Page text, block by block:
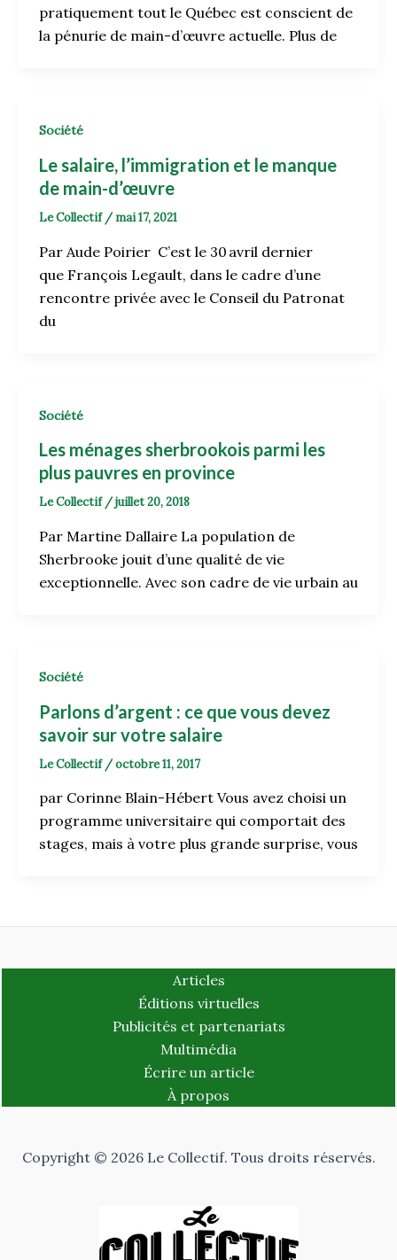
pratiquement tout le Québec est conscient de
la pénurie de main-d’œuvre actuelle. Plus de
Société
Le salaire, l’immigration et le manque
de main-d’œuvre
Le Collectif / mai 17, 2021
Par Aude Poirier C’est le 30 avril dernier
que François Legault, dans le cadre d’une
rencontre privée avec le Conseil du Patronat
du
Société
Les ménages sherbrookois parmi les
plus pauvres en province
Le Collectif/juillet 20, 2018
Par Martine Dallaire La population de
Sherbrooke jouit d’une qualité de vie
exceptionnelle. Avec son cadre de vie urbain au
Société
Parlons d’argent : ce que vous devez
savoir sur votre salaire
Le Collectif /octobre 11, 2017
par Corinne Blain-Hébert Vous avez choisi un
programme universitaire qui comportait des
stages, mais à votre plus grande surprise, vous
Articles
Éditions virtuelles
Publicités et partenariats
Multimédia
Écrire un article
À propos
Copyright © 2026 Le Collectif. Tous droits réservés.